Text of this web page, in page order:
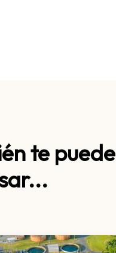
te puede